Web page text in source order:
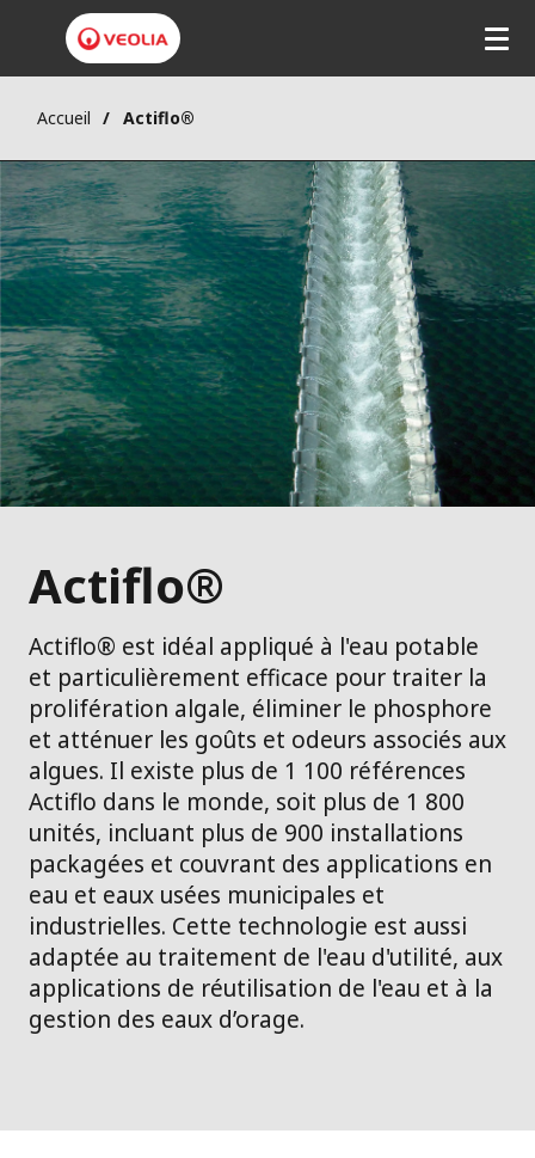
Accueil Actiflo®
Actiflo®
Actiflo® est idéal appliqué à l'eau potable
et particulièrement efficace pour traiter la
prolifération algale, éliminer le phosphore
et atténuer les goûts et odeurs associés aux
algues. Il existe plus de 1 100 références
Actiflo dans le monde, soit plus de 1 800
unités, incluant plus de 900 installations
packagées et couvrant des applications en
eau et eaux usées municipales et
industrielles. Cette technologie est aussi
adaptée au traitement de l'eau d'utilité, aux
applications de réutilisation de l'eau et à la
gestion des eaux d’orage.